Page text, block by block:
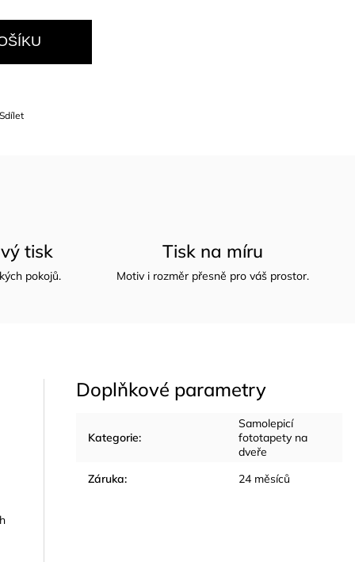
Sdílet
tisk
pokojů.
Tisk na míru
Motiv i rozměr přesně pro váš prostor.
Doplňkové parametry
Kategorie:
Samolepicí
fototapety na
dveře
Záruka: 24 měsíců